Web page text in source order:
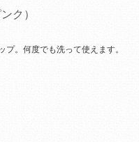
ク）
プ。何度でも洗って使えます。